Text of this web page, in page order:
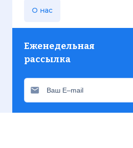
О нас
Еженедельная
рассылка